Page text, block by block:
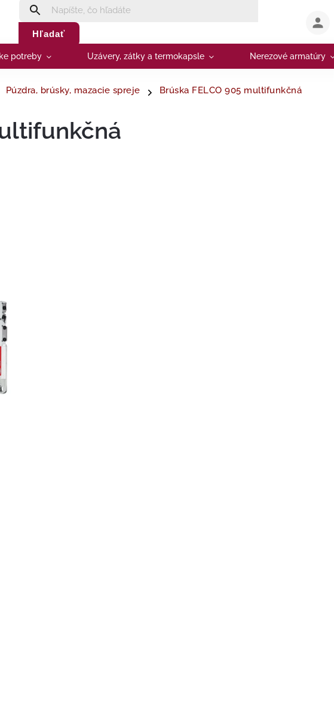
Hľadať
potreby Uzávery, zátky a termokapsle Nerezové armatúry
Púzdra, brúsky, mazacie spreje Brúska FELCO 905 multifunkčná